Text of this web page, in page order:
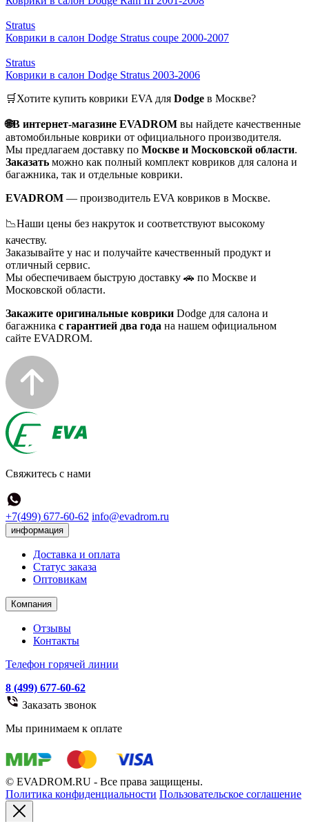
Stratus
Коврики в салон Dodge Stratus coupe 2000-2007
Stratus
Коврики в салон Dodge Stratus 2003-2006
🛒Хотите купить коврики EVA для Dodge в Москве?
🌐В интернет-магазине EVADROM вы найдете качественные
автомобильные коврики от официального производителя.
Мы предлагаем доставку по Москве и Московской области.
Заказать можно как полный комплект ковриков для салона и
багажника, так и отдельные коврики.
EVADROM — производитель EVA ковриков в Москве.
📉Наши цены без накруток и соответствуют высокому
качеству.
Заказывайте у нас и получайте качественный продукт и
отличный сервис.
Мы обеспечиваем быструю доставку 🚗 по Москве и
Московской области.
Закажите оригинальные коврики Dodge для салона и
багажника с гарантией два года на нашем официальном
сайте EVADROM.
Свяжитесь с нами
+7(499) 677-60-62 info@evadrom.ru
информация
Доставка и оплата
Статус заказа
Оптовикам
Компания
Отзывы
Контакты
Телефон горячей линии
8 (499) 677-60-62
Заказать звонок
Мы принимаем к оплате
© EVADROM.RU - Все права защищены.
Политика конфиденциальности Пользовательское соглашение